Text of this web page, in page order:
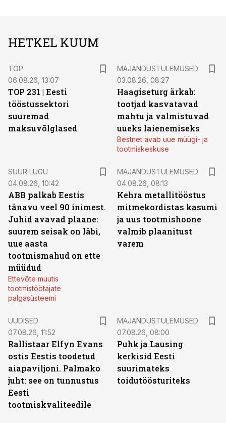
HETKEL KUUM
TOP
06.08.26, 13:07
TOP 231 | Eesti
tööstussektori
suuremad
maksuvõlglased
MAJANDUSTULEMUSED
03.08.26, 08:27
Haagiseturg ärkab:
tootjad kasvatavad
mahtu ja valmistuvad
uueks laienemiseks
Bestnet avab uue müügi- ja
tootmiskeskuse
SUUR LUGU
04.08.26, 10:42
ABB palkab Eestis
tänavu veel 90 inimest.
Juhid avavad plaane:
suurem seisak on läbi,
uue aasta
tootmismahud on ette
müüdud
Ettevõte muutis
tootmistöötajate
palgasüsteemi
MAJANDUSTULEMUSED
04.08.26, 08:13
Kehra metallitööstus
mitmekordistas kasumi
ja uus tootmishoone
valmib plaanitust
varem
UUDISED
07.08.26, 11:52
Rallistaar Elfyn Evans
ostis Eestis toodetud
aiapaviljoni. Palmako
juht: see on tunnustus
Eesti
tootmiskvaliteedile
MAJANDUSTULEMUSED
07.08.26, 08:00
Puhk ja Lausing
kerkisid Eesti
suurimateks
toidutöösturiteks